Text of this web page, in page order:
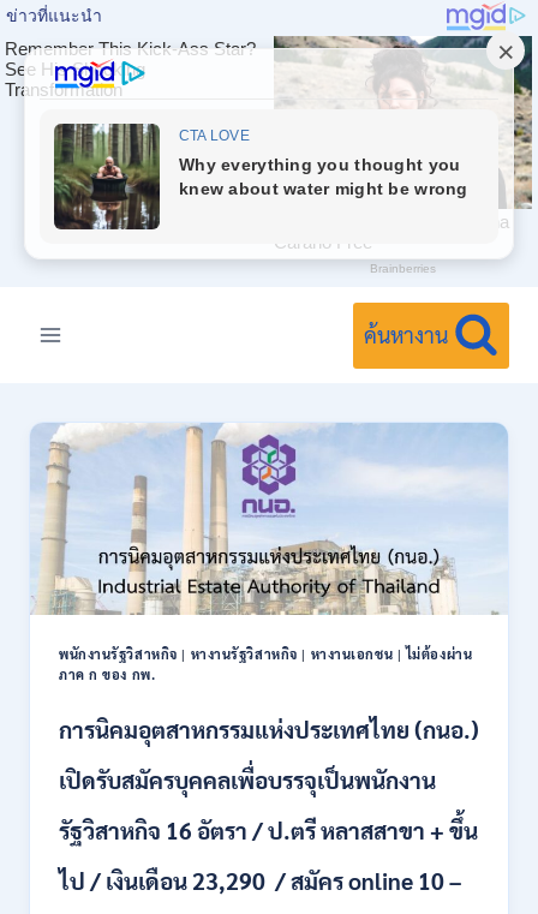
ค้นหางาน
พนักงานรัฐวิสาหกิจ | หางานรัฐวิสาหกิจ | หางานเอกชน |ไม่ต้องผ่าน
ภาค ก ของ กพ.
การนิคมอุตสาหกรรมแห่งประเทศไทย (กนอ.)
เปิดรับสมัครบุคคลเพื่อบรรจุเป็นพนักงาน
รัฐวิสาหกิจ 16 อัตรา / ป.ตรี หลาสสาขา + ขึ้น
ไป / เงินเดือน 23,290 / สมัคร online 10 –